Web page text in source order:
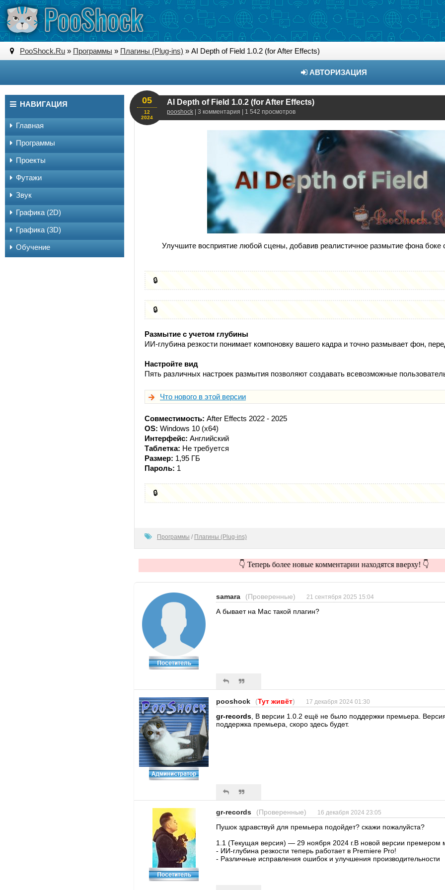
PooShock.Ru » Программы » Плагины (Plug-ins) » AI Depth of Field 1.0.2 (for After Effects)
АВТОРИЗАЦИЯ
AI Depth of Field 1.0.2 (for After Effects)
pooshock | 3 комментария | 1 542 просмотров
05
12
2024
Улучшите восприятие любой сцены, добавив реалистичное размытие фона боке
🔒
🔒
Размытие с учетом глубины
ИИ-глубина резкости понимает компоновку вашего кадра и точно размывает фон,
Настройте вид
Пять различных настроек размытия позволяют создавать всевозможные
Что нового в этой версии
Совместимость: After Effects 2022 - 2025
OS: Windows 10 (x64)
Интерфейс: Английский
Таблетка: Не требуется
Размер: 1,95 ГБ
Пароль: 1
🔒
Программы / Плагины (Plug-ins)
👇 Теперь более новые комментарии находятся вверху! 👇
samara (Проверенные) 21 сентября 2025 15:04
А бывает на Mac такой плагин?
pooshock (Тут живёт) 17 декабря 2024 01:30
gr-records , В версии 1.0.2 ещё не было поддержки премьера.
поддержка премьера, скоро здесь будет.
gr-records (Проверенные) 16 декабря 2024 23:05
Пушок здравствуй для премьера подойдет? скажи пожалуйста?
1.1 (Текущая версия) — 29 ноября 2024 г.В новой версии премером
- ИИ-глубина резкости теперь работает в Premiere Pro!
- Различные исправления ошибок и улучшения производительности
НАВИГАЦИЯ
Главная
Программы
Проекты
Футажи
Звук
Графика (2D)
Графика (3D)
Обучение